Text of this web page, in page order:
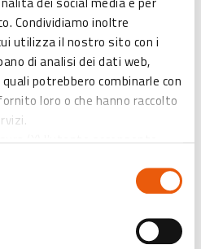
Condividiamo inoltre
utilizza il nostro sito con i
di analisi dei dati web,
potrebbero combinarle con
loro o che hanno raccolto
pubblici diversi: tornei di
come Cine-fili, che porta
visione del film.
un luogo dove si entra, si
che sia uno spazio
in cui sentirsi a proprio agio